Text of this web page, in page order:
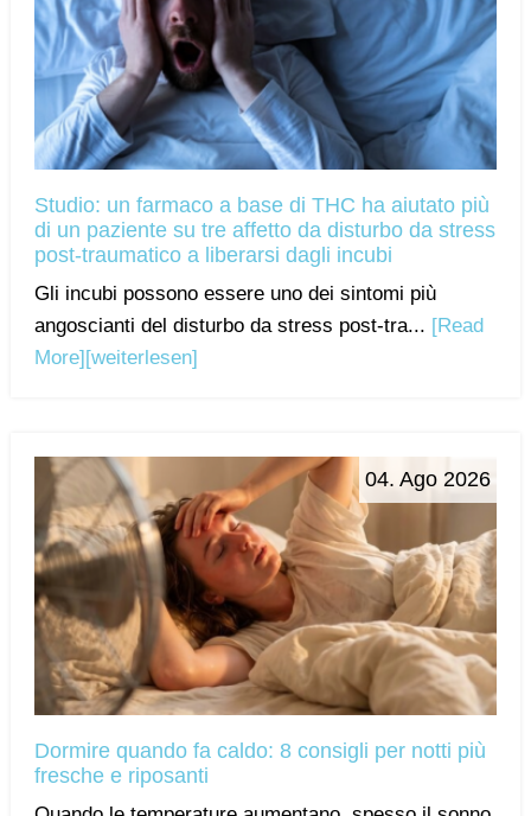
Studio: un farmaco a base di THC ha aiutato più
di un paziente su tre affetto da disturbo da stress
post-traumatico a liberarsi dagli incubi
Gli incubi possono essere uno dei sintomi più
angoscianti del disturbo da stress post-tra... [Read
More] [weiterlesen]
04. Ago 2026
Dormire quando fa caldo: 8 consigli per notti più
fresche e riposanti